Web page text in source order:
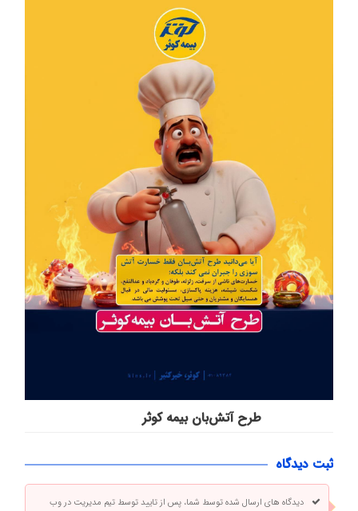
طرح آتش‌بان بیمه کوثر
ثبت دیدگاه
دیدگاه های ارسال شده توسط شما، پس از تایید توسط تیم مدیریت در وب